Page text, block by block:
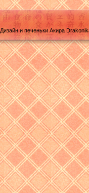
Дизайн и печеньки Акира